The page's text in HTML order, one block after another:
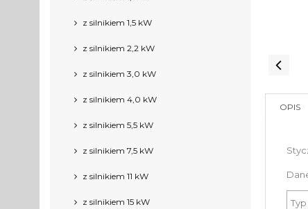
z silnikiem 1,5 kW
z silnikiem 2,2 kW
z silnikiem 3,0 kW
z silnikiem 4,0 kW
z silnikiem 5,5 kW
z silnikiem 7,5 kW
z silnikiem 11 kW
z silnikiem 15 kW
OPIS